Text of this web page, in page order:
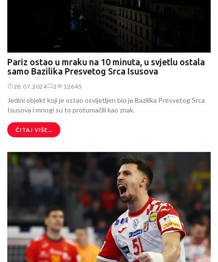
Pariz ostao u mraku na 10 minuta, u svjetlu ostala
samo Bazilika Presvetog Srca Isusova
28.07.2024 2 12645
Jedini objekt koji je ostao osvijetljen bio je Bazilika Presvetog Srca
Isusova i mnogi su to protumačili kao znak.
ČITAJ VIŠE...